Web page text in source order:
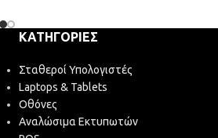
ΚΑΤΗΓΟΡΊΕΣ
Σταθεροί Υπολογιστές
Laptops & Tablets
Οθόνες
Αναλώσιμα Εκτυπωτών